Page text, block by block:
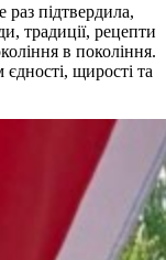
підтвердила,
традиції, рецепти
в покоління.
щирості та